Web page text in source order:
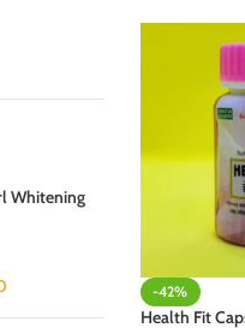
Whitening
-42%
Health Fit